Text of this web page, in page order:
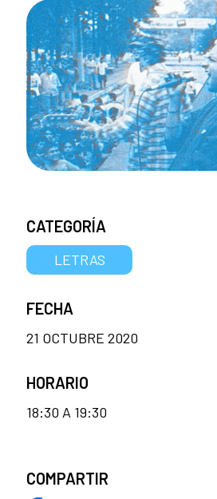
CATEGORÍA
LETRAS
FECHA
21 OCTUBRE 2020
HORARIO
18:30 A 19:30
COMPARTIR